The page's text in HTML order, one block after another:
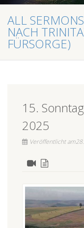
ALL
NACH
FÜRSORGE)
15.
2025
Veröffentlicht